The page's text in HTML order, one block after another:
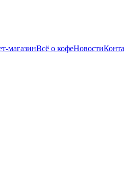
магазинВсё о кофеНовости